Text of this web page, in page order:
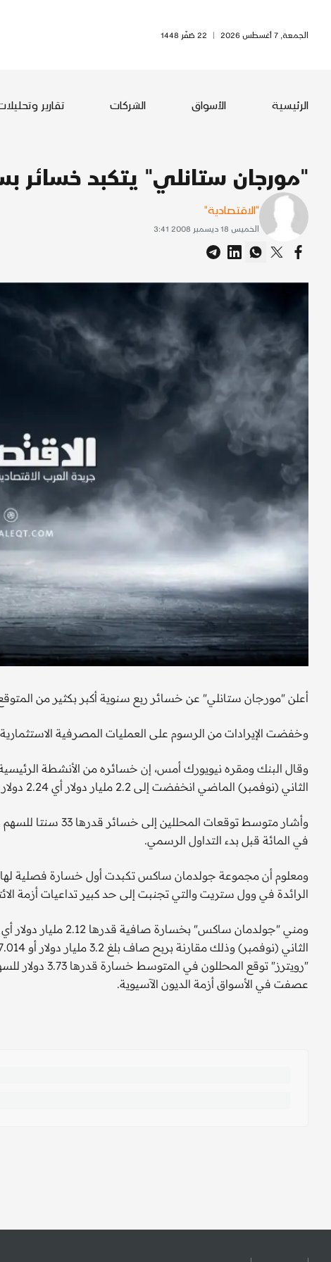
الجمعة, 7 أغسطس 2026 | 22 صَفَر 1448
الرئيسية الأسواق الشركات تقارير
"مورجان ستانلي" يتكبد
"الاقتصادية"
الخميس 18 ديسمبر 2008 3:41
أعلن "مورجان ستانلي" عن خسائر ربع سنوية أكبر بكثير من
وخفضت الإيرادات من الرسوم على العمليات المصرفية
الثاني (نوفمبر) الماضي انخفضت إلى 2.2 مليار دولار أي 2.24 دولار للسهم مقارنة بـ 3.59 مليار دولار أي 3.61 دولار للسهم.
في المائة قبل بدء التداول الرسمي.
ومعلوم أن مجموعة جولدمان ساكس تكبدت أول خسارة فصلية لها
الرائدة في وول ستريت والتي تجنبت إلى حد كبير تداعيات أزمة
عصفت في الأسواق أزمة الديون الآسيوية.